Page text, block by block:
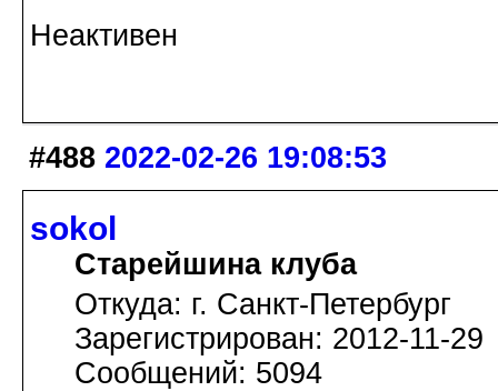
Неактивен
#488 2022-02-26 19:08:53
sokol
Старейшина клуба
Откуда: г. Санкт-Петербург
Зарегистрирован: 2012-11-29
Сообщений: 5094